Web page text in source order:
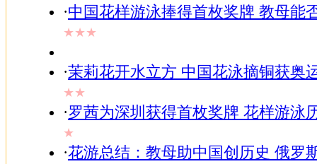
·中国花样游泳捧得首枚奖牌 教母能
★★★
·茉莉花开水立方 中国花泳摘铜获奥
★★
·罗茜为深圳获得首枚奖牌 花样游泳
★
·花游总结：教母助中国创历史 俄罗